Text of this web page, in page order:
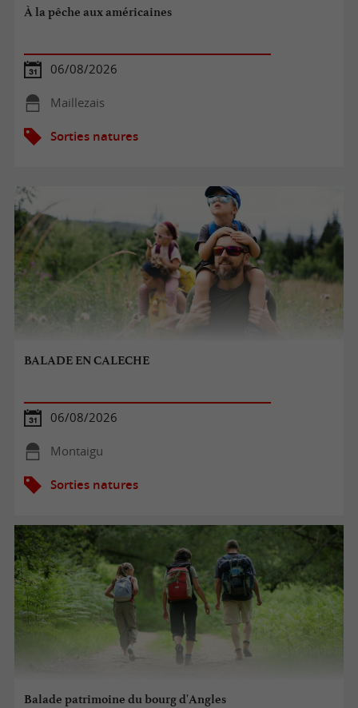
À la pêche aux américaines
06/08/2026
Maillezais
Sorties natures
BALADE EN CALECHE
06/08/2026
Montaigu
Sorties natures
Balade patrimoine du bourg d'Angles